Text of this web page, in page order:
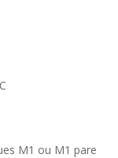
M1 ou M1 pare